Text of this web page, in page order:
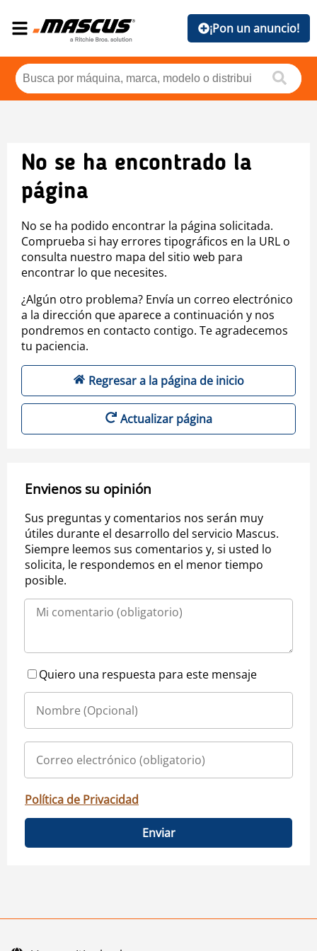
¡Pon un anuncio!
No se ha encontrado la
página
No se ha podido encontrar la página solicitada.
Comprueba si hay errores tipográficos en la URL o
consulta nuestro mapa del sitio web para
encontrar lo que necesites.
¿Algún otro problema? Envía un correo electrónico
a la dirección que aparece a continuación y nos
pondremos en contacto contigo. Te agradecemos
tu paciencia.
Regresar a la página de inicio
Actualizar página
Envienos su opinión
Sus preguntas y comentarios nos serán muy
útiles durante el desarrollo del servicio Mascus.
Siempre leemos sus comentarios y, si usted lo
solicita, le respondemos en el menor tiempo
posible.
Quiero una respuesta para este mensaje
Política de Privacidad
Enviar